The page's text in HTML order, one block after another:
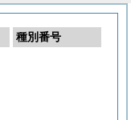
種別番号